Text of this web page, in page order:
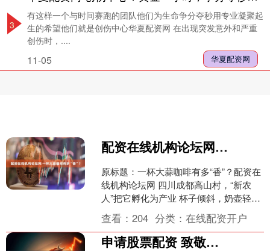
3
华夏配资网
有这样一个与时间赛跑的团队他们为生命争分夺秒用专业凝聚起
生的希望他们就是创伤中心华夏配资网 在出现突发意外和严重
创伤时，....
11-05
配资在线机构论坛网 一杯大蒜咖啡有多“香”？
原标题：一杯大蒜咖啡有多“香”？配资在
线机构论坛网 四川成都高山村，“新农
人”把它孵化为产业 杯子倾斜，奶壶轻
点，手腕推拉之间，一朵郁金香在杯面
徐徐绽开。紧接着....
查看：204 分类：在线配资开户
申请股票配资 致敬！两万多名生态管护员巡护在三江源国家公园